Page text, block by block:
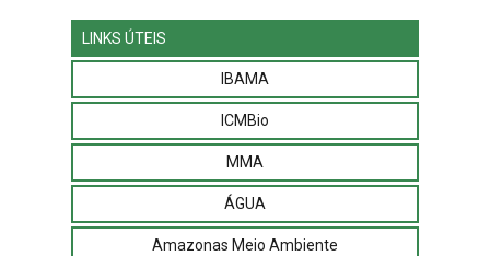
LINKS ÚTEIS
IBAMA
ICMBio
MMA
ÁGUA
Amazonas Meio Ambiente